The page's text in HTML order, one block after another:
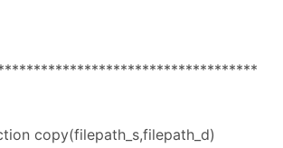
copy(filepath_s,filepath_d)